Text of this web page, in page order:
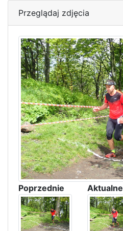
Przeglądaj zdjęcia
Poprzednie Aktualne